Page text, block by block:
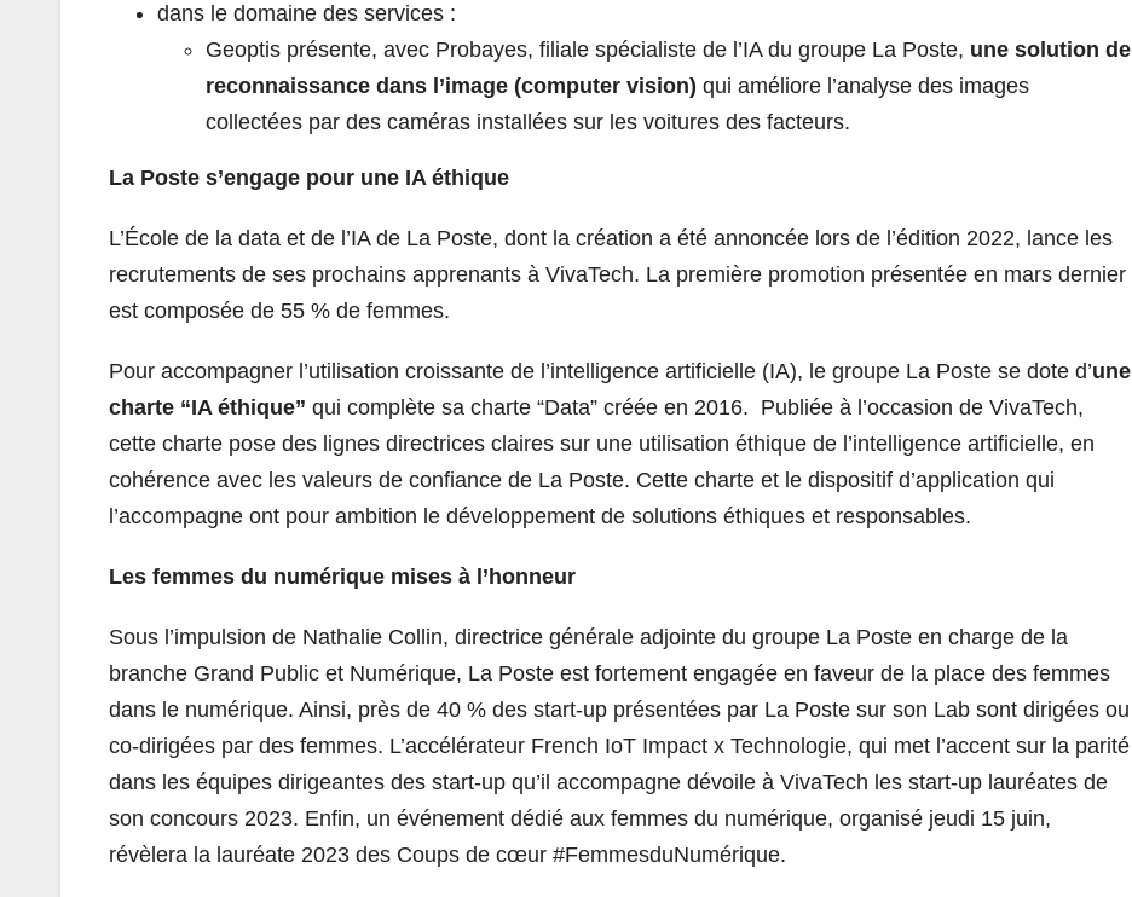
dans le domaine des services :
Geoptis présente, avec Probayes, filiale spécialiste de l’IA du groupe La Poste, une solution de
reconnaissance dans l’image (computer vision) qui améliore l’analyse des images
collectées par des caméras installées sur les voitures des facteurs.
La Poste s’engage pour une IA éthique
L’École de la data et de l’IA de La Poste, dont la création a été annoncée lors de l’édition 2022, lance les
recrutements de ses prochains apprenants à VivaTech. La première promotion présentée en mars dernier
est composée de 55 % de femmes.
Pour accompagner l’utilisation croissante de l’intelligence artificielle (IA), le groupe La Poste se dote d’une
charte “IA éthique” qui complète sa charte “Data” créée en 2016. Publiée à l’occasion de VivaTech,
cette charte pose des lignes directrices claires sur une utilisation éthique de l’intelligence artificielle, en
cohérence avec les valeurs de confiance de La Poste. Cette charte et le dispositif d’application qui
l’accompagne ont pour ambition le développement de solutions éthiques et responsables.
Les femmes du numérique mises à l’honneur
Sous l’impulsion de Nathalie Collin, directrice générale adjointe du groupe La Poste en charge de la
branche Grand Public et Numérique, La Poste est fortement engagée en faveur de la place des femmes
dans le numérique. Ainsi, près de 40 % des start-up présentées par La Poste sur son Lab sont dirigées ou
co-dirigées par des femmes. L’accélérateur French IoT Impact x Technologie, qui met l’accent sur la parité
dans les équipes dirigeantes des start-up qu’il accompagne dévoile à VivaTech les start-up lauréates de
son concours 2023. Enfin, un événement dédié aux femmes du numérique, organisé jeudi 15 juin,
révèlera la lauréate 2023 des Coups de cœur #FemmesduNumérique.